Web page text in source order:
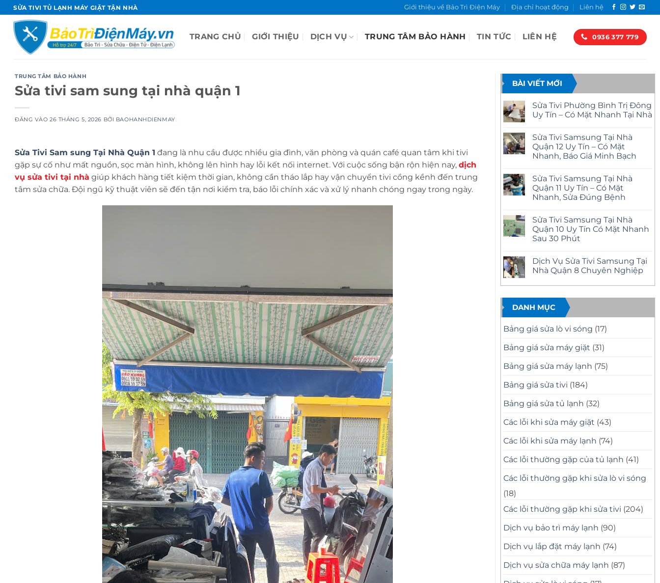
qua
dung
SỬA TIVI TỦ LẠNH MÁY GIẶT TẬN NHÀ Giới thiệu về Bảo Trì Điện Máy Địa chỉ hoạt động Liên hệ
TRANG CHỦ GIỚI THIỆU DỊCH VỤ TRUNG TÂM BẢO HÀNH TIN TỨC LIÊN HỆ 0936 377 779
TRUNG TÂM BẢO HÀNH
Sửa tivi sam sung tại nhà quận 1
ĐĂNG VÀO26 THÁNG 5, 2026 BỞI BAOHANHDIENMAY
Sửa Tivi Sam sung Tại Nhà Quận 1 đang là nhu cầu được nhiều gia đình, văn phòng và quán café quan tâm khi tivi
gặp sự cố như mất nguồn, sọc màn hình, không lên hình hay lỗi kết nối internet. Với cuộc sống bận rộn hiện nay, dịch
vụ sửa tivi tại nhà giúp khách hàng tiết kiệm thời gian, không cần tháo lắp hay vận chuyển tivi cồng kềnh đến trung
tâm sửa chữa. Đội ngũ kỹ thuật viên sẽ đến tận nơi kiểm tra, báo lỗi chính xác và xử lý nhanh chóng ngay trong ngày.
BÀI VIẾT MỚI
Sửa Tivi Phường Bình Trị Đông
Uy Tín – Có Mặt Nhanh Tại Nhà
bình
luận
ở
Sửa
Bình
Trị
Đông
Uy
Tín
Mặt
Nhanh
Tại
Nhà
Sửa Tivi Samsung Tại Nhà
Quận 12 Uy Tín – Có Mặt
Nhanh, Báo Giá Minh Bạch
bình
luận
ở
Sửa
Tại
Nhà
Quận
12
Uy
Có
Mặt
Nhanh,
Giá
Bạch
Sửa Tivi Samsung Tại Nhà
Quận 11 Uy Tín – Có Mặt
Nhanh, Sửa Đúng Bệnh
bình
luận
ở
Sửa
Tại
Nhà
Quận
–
Mặt
Đúng
Sửa Tivi Samsung Tại Nhà
Quận 10 Uy Tín Có Mặt Nhanh
Sau 30 Phút
bình
luận
ở
Tivi
Tại
Nhà
Quận
10
Uy
Tín
Mặt
Nhanh
30
Phút
Dịch Vụ Sửa Tivi Samsung Tại
Nhà Quận 8 Chuyên Nghiệp
có
luận
ở
Dịch
Vụ
Sửa
Tivi
Tại
Nhà
8
Chuyên
DANH MỤC
Bảng giá sửa lò vi sóng (17)
Bảng giá sửa máy giặt (31)
Bảng giá sửa máy lạnh (75)
Bảng giá sửa tivi (184)
Bảng giá sửa tủ lạnh (32)
Các lỗi khi sửa máy giặt (43)
Các lỗi khi sửa máy lạnh (74)
Các lỗi thường gặp của tủ lạnh (41)
Các lỗi thường gặp khi sửa lò vi sóng
(18)
Các lỗi thường gặp khi sửa tivi (204)
Dịch vụ bảo trì máy lạnh (90)
Dịch vụ lắp đặt máy lạnh (74)
Dịch vụ sửa chữa máy lạnh (87)